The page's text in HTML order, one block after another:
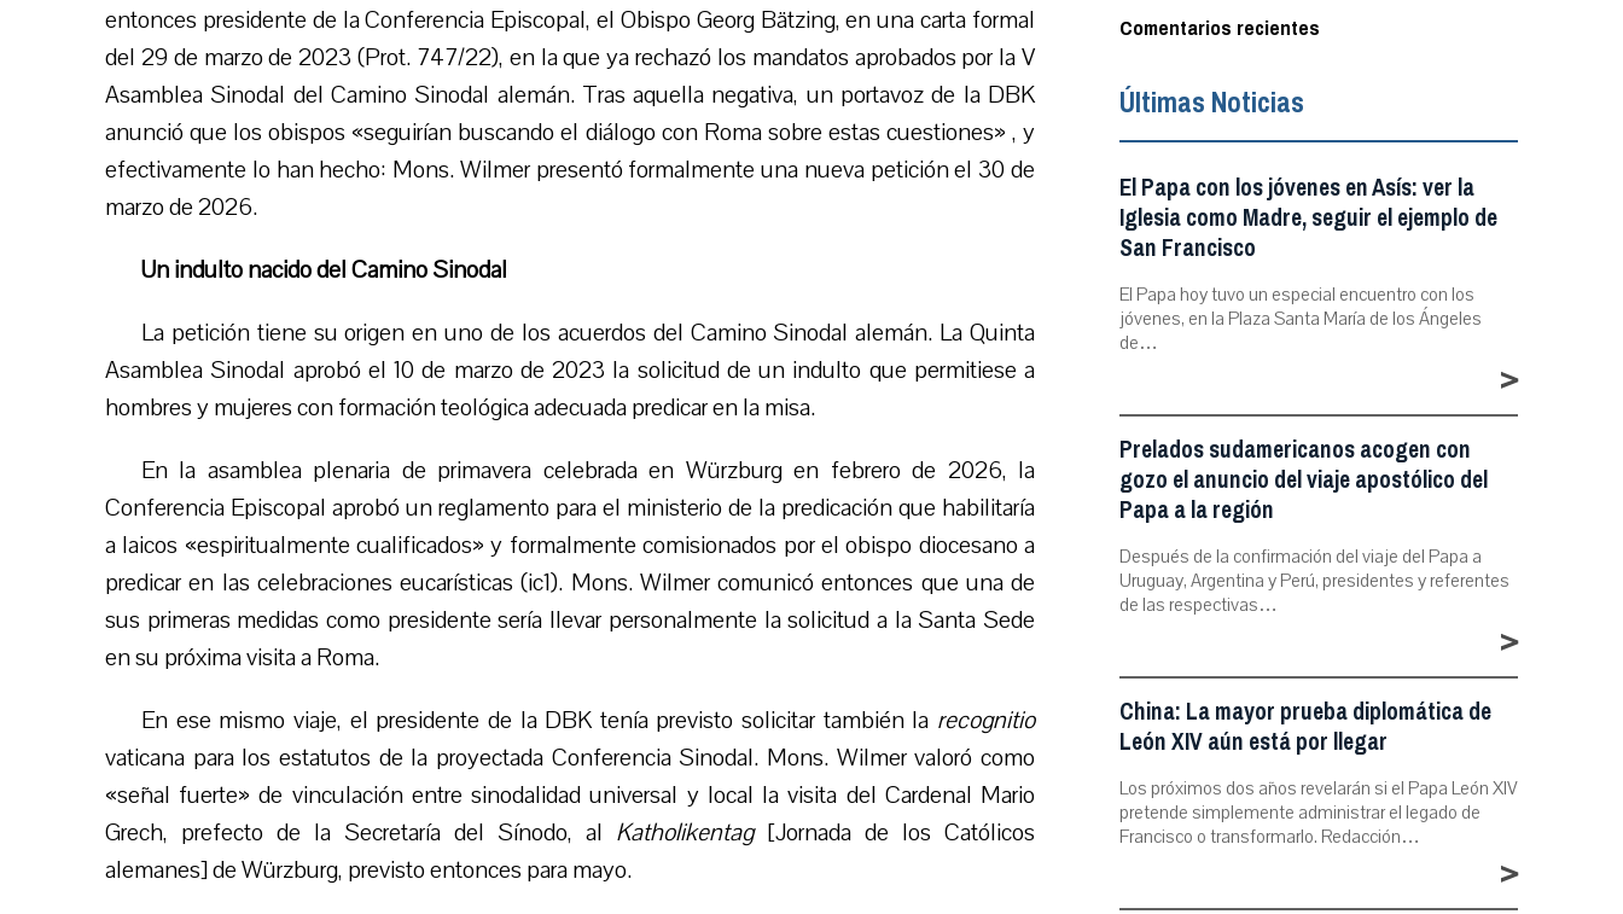
entonces presidente de la Conferencia Episcopal, el Obispo Georg Bätzing, en una carta formal
del 29 de marzo de 2023 (Prot. 747/22), en la que ya rechazó los mandatos aprobados por la V
Asamblea Sinodal del Camino Sinodal alemán. Tras aquella negativa, un portavoz de la DBK
anunció que los obispos «seguirían buscando el diálogo con Roma sobre estas cuestiones» , y
efectivamente lo han hecho: Mons. Wilmer presentó formalmente una nueva petición el 30 de
marzo de 2026.
Un indulto nacido del Camino Sinodal
La petición tiene su origen en uno de los acuerdos del Camino Sinodal alemán. La Quinta
Asamblea Sinodal aprobó el 10 de marzo de 2023 la solicitud de un indulto que permitiese a
hombres y mujeres con formación teológica adecuada predicar en la misa.
En la asamblea plenaria de primavera celebrada en Würzburg en febrero de 2026, la
Conferencia Episcopal aprobó un reglamento para el ministerio de la predicación que habilitaría
a laicos «espiritualmente cualificados» y formalmente comisionados por el obispo diocesano a
predicar en las celebraciones eucarísticas (ic1). Mons. Wilmer comunicó entonces que una de
sus primeras medidas como presidente sería llevar personalmente la solicitud a la Santa Sede
en su próxima visita a Roma.
En ese mismo viaje, el presidente de la DBK tenía previsto solicitar también la recognitio
vaticana para los estatutos de la proyectada Conferencia Sinodal. Mons. Wilmer valoró como
«señal fuerte» de vinculación entre sinodalidad universal y local la visita del Cardenal Mario
Grech, prefecto de la Secretaría del Sínodo, al Katholikentag[Jornada de los Católicos
alemanes] de Würzburg, previsto entonces para mayo.
Comentarios recientes
Últimas Noticias
El Papa con los jóvenes en Asís: ver la
Iglesia como Madre, seguir el ejemplo de
San Francisco
El Papa hoy tuvo un especial encuentro con los
jóvenes, en la Plaza Santa María de los Ángeles
de…
>
Prelados sudamericanos acogen con
gozo el anuncio del viaje apostólico del
Papa a la región
Después de la confirmación del viaje del Papa a
Uruguay, Argentina y Perú, presidentes y referentes
de las respectivas…
>
China: La mayor prueba diplomática de
León XIV aún está por llegar
Los próximos dos años revelarán si el Papa León XIV
pretende simplemente administrar el legado de
Francisco o transformarlo. Redacción…
>